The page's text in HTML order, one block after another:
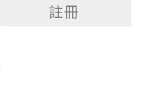
註冊